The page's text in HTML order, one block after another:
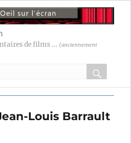
de films ... (anciennement
OK
Louis Barrault